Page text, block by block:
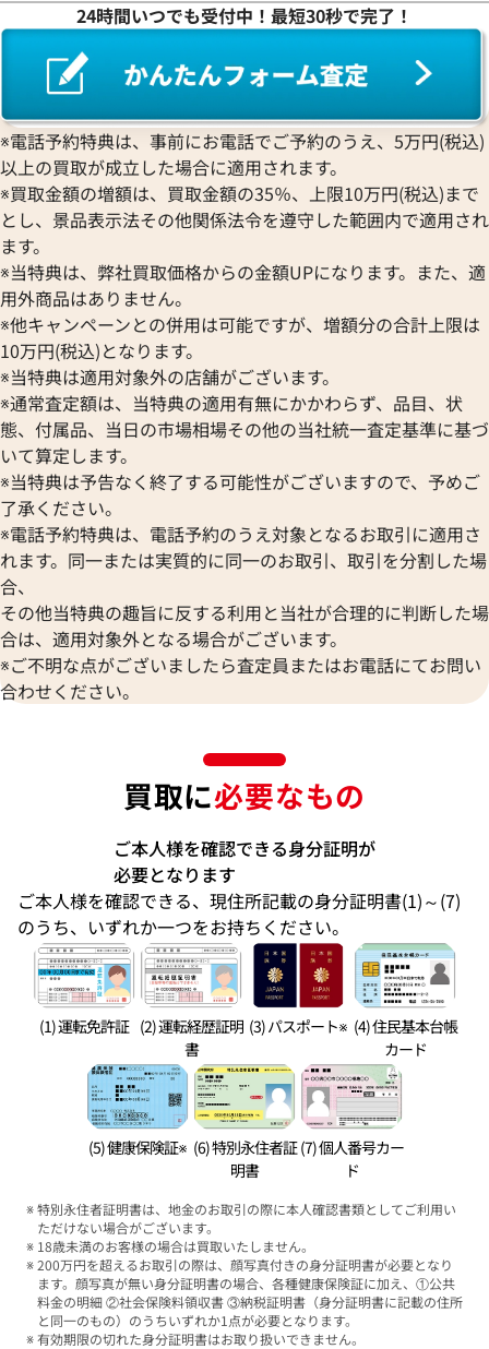
ワ行
24時間いつでも受付中！最短30秒で完了！
※電話予約特典は、事前にお電話でご予約のうえ、5万円(税込)
以上の買取が成立した場合に適用されます。
※買取金額の増額は、買取金額の35％、上限10万円(税込)まで
とし、景品表示法その他関係法令を遵守した範囲内で適用され
ます。
※当特典は、弊社買取価格からの金額UPになります。また、適
用外商品はありません。
※他キャンペーンとの併用は可能ですが、増額分の合計上限は
10万円(税込)となります。
※当特典は適用対象外の店舗がございます。
※通常査定額は、当特典の適用有無にかかわらず、品目、状
態、付属品、当日の市場相場その他の当社統一査定基準に基づ
いて算定します。
※当特典は予告なく終了する可能性がございますので、予めご
了承ください。
※電話予約特典は、電話予約のうえ対象となるお取引に適用さ
れます。同一または実質的に同一のお取引、取引を分割した場
合、
その他当特典の趣旨に反する利用と当社が合理的に判断した場
合は、適用対象外となる場合がございます。
※ご不明な点がございましたら査定員またはお電話にてお問い
合わせください。
買取に必要なもの
ご本人様を確認できる身分証明が
必要となります
ご本人様を確認できる、現住所記載の身分証明書(1)～(7)
のうち、いずれか一つをお持ちください。
(1) 運転免許証 (2) 運転経歴証明
書
(3) パスポート※ (4) 住民基本台帳
カード
(5) 健康保険証※ (6) 特別永住者証
明書
(7) 個人番号カー
ド
特別永住者証明書は、地金のお取引の際に本人確認書類としてご利用い
ただけない場合がございます。
18歳未満のお客様の場合は買取いたしません。
200万円を超えるお取引の際は、顔写真付きの身分証明書が必要となり
ます。顔写真が無い身分証明書の場合、各種健康保険証に加え、①公共
料金の明細 ②社会保険料領収書 ③納税証明書（身分証明書に記載の住所
と同一のもの）のうちいずれか1点が必要となります。
有効期限の切れた身分証明書はお取り扱いできません。